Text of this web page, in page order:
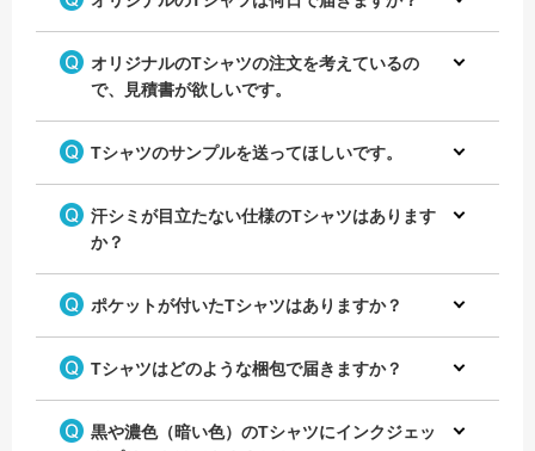
オリジナルのTシャツの注文を考えているの
で、見積書が欲しいです。
Tシャツのサンプルを送ってほしいです。
汗シミが目立たない仕様のTシャツはあります
か？
ポケットが付いたTシャツはありますか？
Tシャツはどのような梱包で届きますか？
黒や濃色（暗い色）のTシャツにインクジェッ